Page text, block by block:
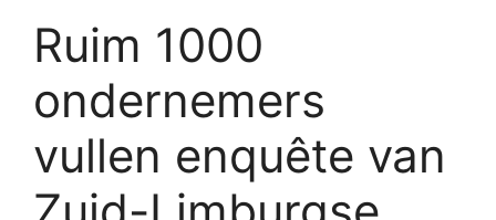
Ruim 1000
ondernemers
vullen enquête van